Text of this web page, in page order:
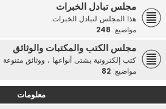
مجلس تبادل الخبرات
هذا المجلس لتبادل الخبرات.
مواضيع: 248
مجلس الكتب والمكتبات والوثائق
كتب إلكترونية بشتى أنواعها ، ووثائق متنوعة
مواضيع: 82
معلومات